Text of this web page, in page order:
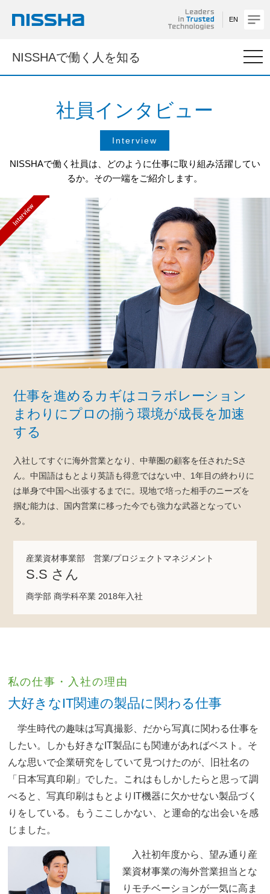
EN
NISSHAで働く人を知る
社員インタビュー
Interview
NISSHAで働く社員は、どのように仕事に取り組み活躍してい
るか。 その一端をご紹介します。
仕事を進めるカギはコラボレーション
まわりにプロの揃う環境が成長を加速
する
入社してすぐに海外営業となり、中華圏の顧客を任されたSさ
ん。中国語はもとより英語も得意ではない中、1年目の終わりに
は単身で中国へ出張するまでに。現地で培った相手のニーズを
掴む能力は、国内営業に移った今でも強力な武器となってい
る。
産業資材事業部 営業/プロジェクトマネジメント
S.S さん
商学部 商学科卒業 2018年入社
私の仕事・入社の理由
大好きなIT関連の製品に関わる仕事
学生時代の趣味は写真撮影、だから写真に関わる仕事を
したい。しかも好きなIT製品にも関連があればベスト。そ
んな思いで企業研究をしていて見つけたのが、旧社名の
「日本写真印刷」でした。これはもしかしたらと思って調
べると、写真印刷はもとよりIT機器に欠かせない製品づく
りをしている。もうここしかない、と運命的な出会いを感
じました。
入社初年度から、望み通り産
業資材事業の海外営業担当とな
りモチベーションが一気に高ま